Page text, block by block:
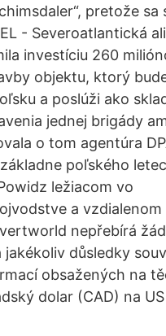
pretože sa
- Severoatlantická
investíciu 260
objektu, ktorý
a poslúži ako
jednej brigády
o tom agentúra
poľského
ležiacom vo
a vzdialenom
nepřebírá
důsledky
obsažených na
dolar (CAD) na